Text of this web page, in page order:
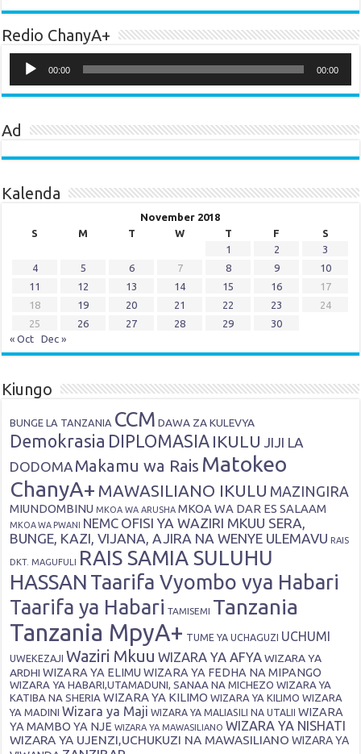
Redio ChanyA+
Player
00:00 00:00
Ad
Kalenda
November 2018
S
M T W T F
S
1
2
3
4
5 6 7 8 9
10
11
12 13 14 15 16
17
18
19 20 21 22 23
24
25
26 27 28 29
30
« Oct
Dec »
Kiungo
BUNGE LA TANZANIA CCM DAWA ZA KULEVYA
Demokrasia DIPLOMASIA IKULU JIJI LA
DODOMA Makamu wa Rais Matokeo
ChanyA+ MAWASILIANO IKULU MAZINGIRA
MIUNDOMBINU MKOA WA ARUSHA MKOA WA DAR ES SALAAM
MKOA WA PWANI NEMC OFISI YA WAZIRI MKUU SERA,
BUNGE, KAZI, VIJANA, AJIRA NA WENYE ULEMAVU RAIS
DKT. MAGUFULI RAIS SAMIA SULUHU
HASSAN Taarifa Vyombo vya Habari
Taarifa ya Habari TAMISEMI Tanzania
Tanzania MpyA+ TUME YA UCHAGUZI UCHUMI
UWEKEZAJI Waziri Mkuu WIZARA YA AFYA WIZARA YA
ARDHI WIZARA YA ELIMU WIZARA YA FEDHA NA MIPANGO
WIZARA YA HABARI,UTAMADUNI, SANAA NA MICHEZO WIZARA YA
KATIBA NA SHERIA WIZARA YA KILIMO WIZARA YA KILIMO WIZARA
YA MADINI Wizara ya Maji WIZARA YA MALIASILI NA UTALII
WIZARA
YA MAMBO YA NJE WIZARA YA MAWASILIANO WIZARA YA NISHATI
WIZARA YA UJENZI,UCHUKUZI NA MAWASILIANO WIZARA YA